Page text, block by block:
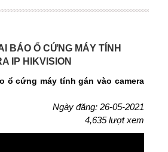
BÁO Ổ CỨNG MÁY TÍNH
IP HIKVISION
ổ cứng máy tính gán vào camera
Ngày đăng: 26-05-2021
4,635 lượt xem